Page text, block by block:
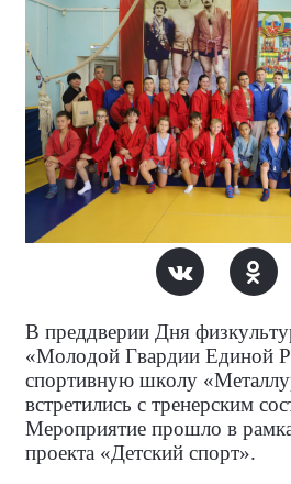
В преддверии Дня
«Молодой Гвардии Единой
спортивную школу
встретились с тренерским
Мероприятие прошло в
проекта «Детский спорт».